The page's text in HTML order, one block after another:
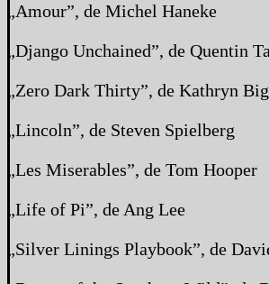
„Amour”, de Michel Haneke
„Django Unchained”, de Quentin
„Zero Dark Thirty”, de Kathryn
„Lincoln”, de Steven Spielberg
„Les Miserables”, de Tom Hooper
„Life of Pi”, de Ang Lee
„Silver Linings Playbook”, de